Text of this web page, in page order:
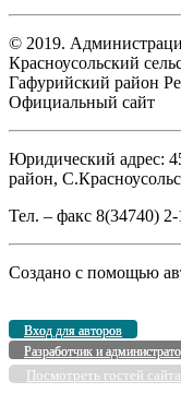
© 2019.
Красноусольский
Гафурийский район
Официальный сайт
Юридический адрес:
район,
Тел. – факс 8(34740)
Создано с помощью
Вход для авторов
Разработчик и
Посмотреть гостей сайта